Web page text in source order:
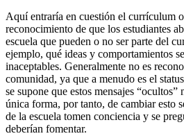
Aquí entraría en cuestión el currículum
reconocimiento de que los estudiantes
escuela que pueden o no ser parte del
ejemplo, qué ideas y comportamientos
inaceptables. Generalmente no es
comunidad, ya que a menudo es el
se supone que estos mensajes
única forma, por tanto, de cambiar esto
de la escuela tomen conciencia y se
deberían fomentar.